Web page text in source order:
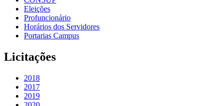
Eleições
Profuncionário
Horários dos Servidores
Portarias Campus
Licitações
2018
2017
2019